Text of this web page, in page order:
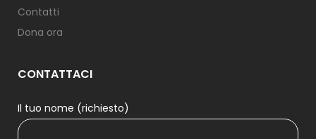
Contatti
Dona ora
CONTATTACI
Il tuo nome (richiesto)